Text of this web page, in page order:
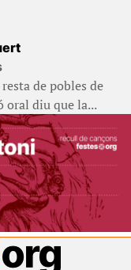
de pobles de
oral diu que la...